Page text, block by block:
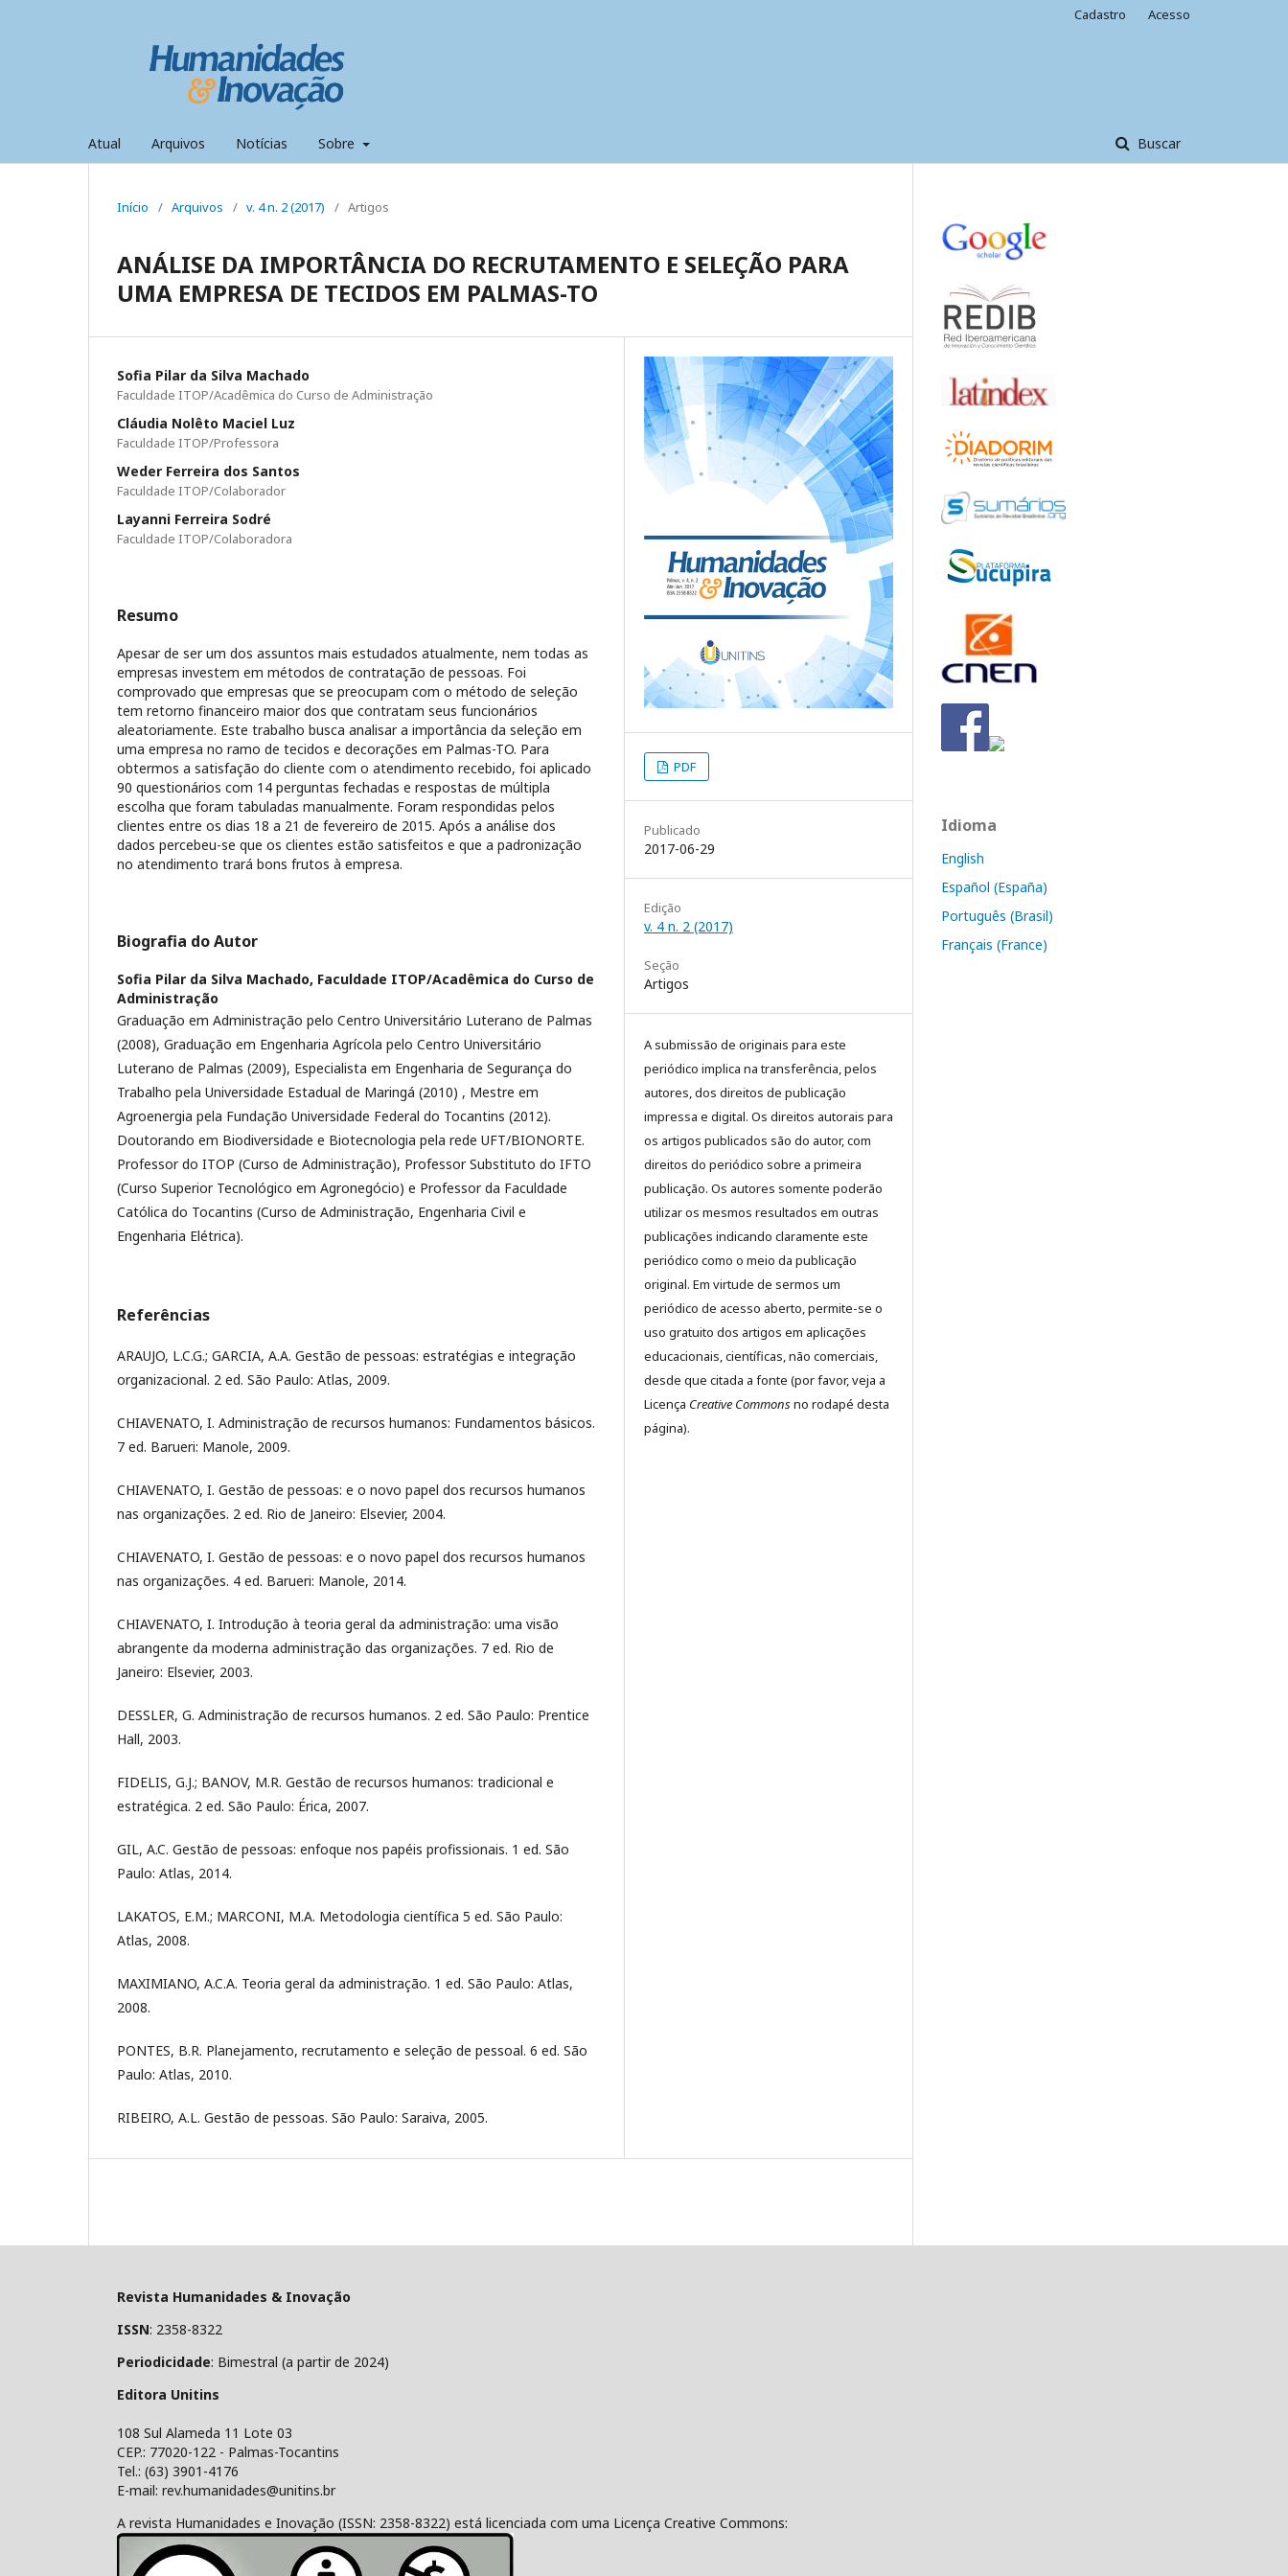
Atual Arquivos Notícias Sobre Buscar
Cadastro Acesso
Início / Arquivos / v. 4 n. 2 (2017) / Artigos
ANÁLISE DA IMPORTÂNCIA DO RECRUTAMENTO E SELEÇÃO PARA
UMA EMPRESA DE TECIDOS EM PALMAS-TO
Sofia Pilar da Silva Machado
Faculdade ITOP/Acadêmica do Curso de Administração
Cláudia Nolêto Maciel Luz
Faculdade ITOP/Professora
Weder Ferreira dos Santos
Faculdade ITOP/Colaborador
Layanni Ferreira Sodré
Faculdade ITOP/Colaboradora
Resumo
Apesar de ser um dos assuntos mais estudados atualmente, nem todas as
empresas investem em métodos de contratação de pessoas. Foi
comprovado que empresas que se preocupam com o método de seleção
tem retorno financeiro maior dos que contratam seus funcionários
aleatoriamente. Este trabalho busca analisar a importância da seleção em
uma empresa no ramo de tecidos e decorações em Palmas-TO. Para
obtermos a satisfação do cliente com o atendimento recebido, foi aplicado
90 questionários com 14 perguntas fechadas e respostas de múltipla
escolha que foram tabuladas manualmente. Foram respondidas pelos
clientes entre os dias 18 a 21 de fevereiro de 2015. Após a análise dos
dados percebeu-se que os clientes estão satisfeitos e que a padronização
no atendimento trará bons frutos à empresa.
Biografia do Autor
Sofia Pilar da Silva Machado, Faculdade ITOP/Acadêmica do Curso de
Administração
Graduação em Administração pelo Centro Universitário Luterano de Palmas
(2008), Graduação em Engenharia Agrícola pelo Centro Universitário
Luterano de Palmas (2009), Especialista em Engenharia de Segurança do
Trabalho pela Universidade Estadual de Maringá (2010) , Mestre em
Agroenergia pela Fundação Universidade Federal do Tocantins (2012).
Doutorando em Biodiversidade e Biotecnologia pela rede UFT/BIONORTE.
Professor do ITOP (Curso de Administração), Professor Substituto do IFTO
(Curso Superior Tecnológico em Agronegócio) e Professor da Faculdade
Católica do Tocantins (Curso de Administração, Engenharia Civil e
Engenharia Elétrica).
Referências
ARAUJO, L.C.G.; GARCIA, A.A. Gestão de pessoas: estratégias e integração
organizacional. 2 ed. São Paulo: Atlas, 2009.
CHIAVENATO, I. Administração de recursos humanos: Fundamentos básicos.
7 ed. Barueri: Manole, 2009.
CHIAVENATO, I. Gestão de pessoas: e o novo papel dos recursos humanos
nas organizações. 2 ed. Rio de Janeiro: Elsevier, 2004.
CHIAVENATO, I. Gestão de pessoas: e o novo papel dos recursos humanos
nas organizações. 4 ed. Barueri: Manole, 2014.
CHIAVENATO, I. Introdução à teoria geral da administração: uma visão
abrangente da moderna administração das organizações. 7 ed. Rio de
Janeiro: Elsevier, 2003.
DESSLER, G. Administração de recursos humanos. 2 ed. São Paulo: Prentice
Hall, 2003.
FIDELIS, G.J.; BANOV, M.R. Gestão de recursos humanos: tradicional e
estratégica. 2 ed. São Paulo: Érica, 2007.
GIL, A.C. Gestão de pessoas: enfoque nos papéis profissionais. 1 ed. São
Paulo: Atlas, 2014.
LAKATOS, E.M.; MARCONI, M.A. Metodologia científica 5 ed. São Paulo:
Atlas, 2008.
MAXIMIANO, A.C.A. Teoria geral da administração. 1 ed. São Paulo: Atlas,
2008.
PONTES, B.R. Planejamento, recrutamento e seleção de pessoal. 6 ed. São
Paulo: Atlas, 2010.
RIBEIRO, A.L. Gestão de pessoas. São Paulo: Saraiva, 2005.
PDF
Publicado
2017-06-29
Edição
v. 4 n. 2 (2017)
Seção
Artigos
A submissão de originais para este
periódico implica na transferência, pelos
autores, dos direitos de publicação
impressa e digital. Os direitos autorais para
os artigos publicados são do autor, com
direitos do periódico sobre a primeira
publicação. Os autores somente poderão
utilizar os mesmos resultados em outras
publicações indicando claramente este
periódico como o meio da publicação
original. Em virtude de sermos um
periódico de acesso aberto, permite-se o
uso gratuito dos artigos em aplicações
educacionais, científicas, não comerciais,
desde que citada a fonte (por favor, veja a
Licença Creative Commonsno rodapé desta
página).
Idioma
English
Español (España)
Português (Brasil)
Français (France)
Revista Humanidades & Inovação
ISSN: 2358-8322
Periodicidade: Bimestral (a partir de 2024)
Editora Unitins
108 Sul Alameda 11 Lote 03
CEP.: 77020-122 - Palmas-Tocantins
Tel.: (63) 3901-4176
E-mail: rev.humanidades@unitins.br
A revista Humanidades e Inovação (ISSN: 2358-8322) está licenciada com uma Licença Creative Commons: